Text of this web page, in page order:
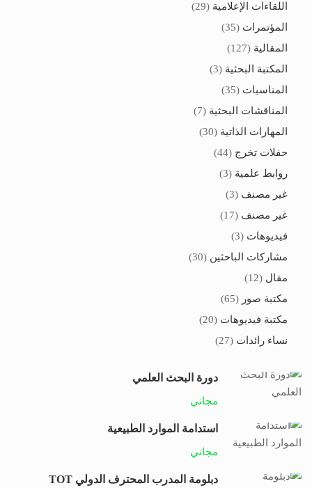
اللقاءات الإعلامية (29)
المؤتمرات (35)
المقالية (127)
المكتبة البحثية (3)
المناسبات (35)
المناقشات البحثية (7)
المهارات الذاتية (30)
حفلات تخرج (44)
روابط علمية (3)
غير مصنف (3)
غير مصنف (17)
فيديوهات (3)
مشاركات الباحثين (30)
مقال (12)
مكتبة صور (65)
مكتبة فيديوهات (20)
نساء رائدات (27)
دورة البحث العلمي
مجاني
استدامة الموارد الطبيعية
مجاني
دبلومة المدرب المحترف الدولي TOT